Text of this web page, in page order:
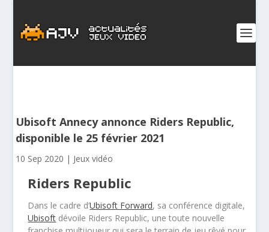
Ubisoft Annecy annonce Riders Republic,
disponible le 25 février 2021
10 Sep 2020 | Jeux vidéo
Riders Republic
Dans le cadre d’Ubisoft Forward, sa conférence digitale,
Ubisoft dévoile Riders Republic, une toute nouvelle